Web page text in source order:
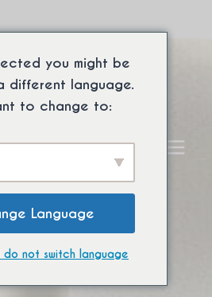
you might be
different language.
to change to:
Language
do not switch language